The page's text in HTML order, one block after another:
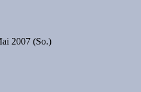
2007 (So.)